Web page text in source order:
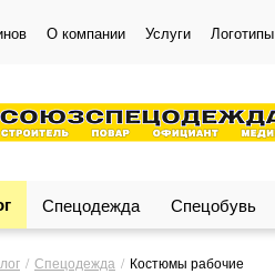
О компании Услуги Логотипы
Спецодежда Спецобувь
Спецодежда Костюмы рабочие